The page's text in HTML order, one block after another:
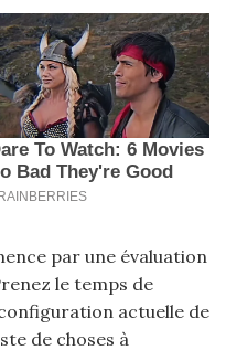
par une évaluation
le temps de
actuelle de
de choses à